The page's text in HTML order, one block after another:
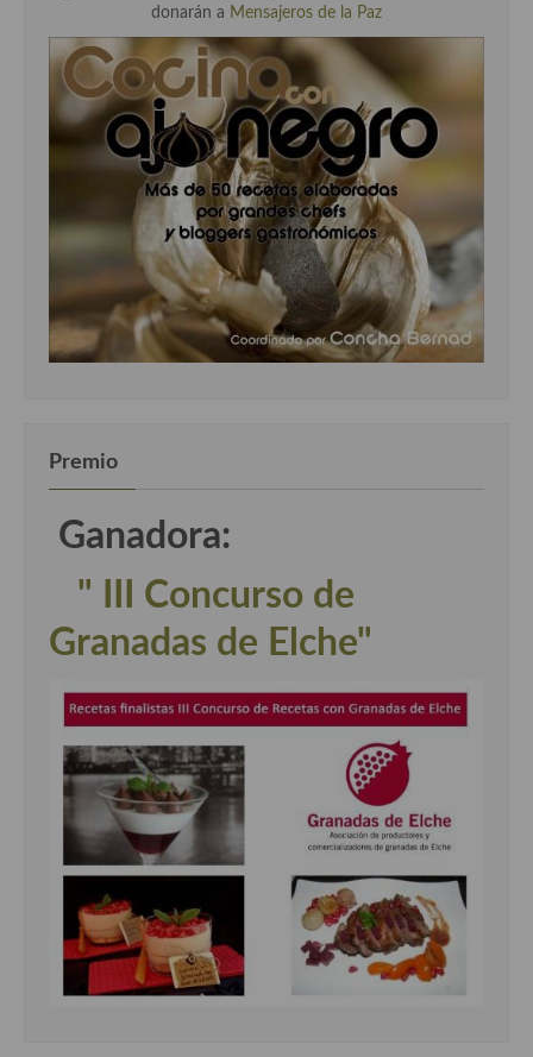
donarán a Mensajeros de la Paz
Premio
Ganadora:
" III Concurso de
Granadas de Elche"